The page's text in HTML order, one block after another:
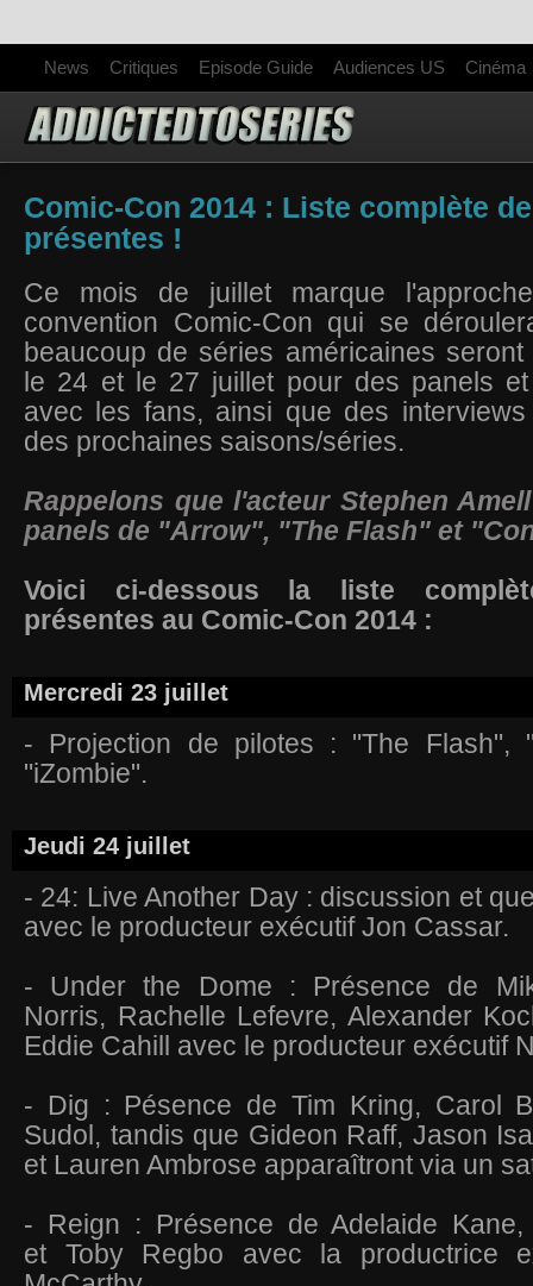
News Critiques Episode Guide Audiences US Cinéma
Comic-Con 2014 : Liste complète
présentes !
Ce mois de juillet marque
convention Comic-Con qui se
beaucoup de séries américaines
le 24 et le 27 juillet pour des panels
avec les fans, ainsi que des
des prochaines saisons/séries.
Rappelons que l'acteur Stephen
panels de "Arrow", "The Flash" et
Voici ci-dessous la liste
présentes au Comic-Con 2014 :
Mercredi 23 juillet
- Projection de pilotes : "The Flash",
"iZombie".
Jeudi 24 juillet
- 24: Live Another Day : discussion et
avec le producteur exécutif Jon Cassar.
- Under the Dome : Présence de
Norris, Rachelle Lefevre, Alexander
Eddie Cahill avec le producteur exécutif
- Dig : Pésence de Tim Kring, Carol
Sudol, tandis que Gideon Raff, Jason
et Lauren Ambrose apparaîtront via un
- Reign : Présence de Adelaide
et Toby Regbo avec la productrice